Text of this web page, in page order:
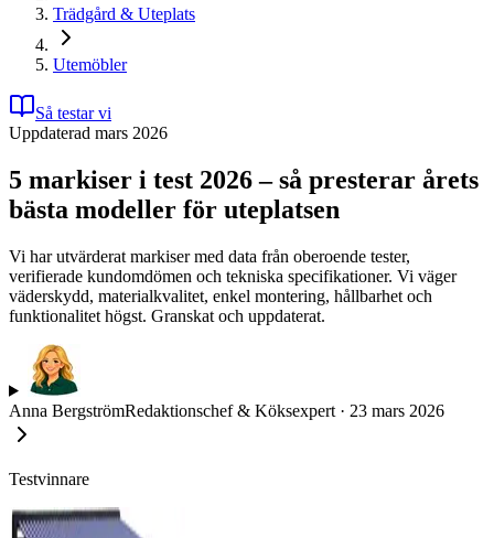
Trädgård & Uteplats
Utemöbler
Så testar vi
Uppdaterad mars 2026
5 markiser i test 2026 – så presterar årets
bästa modeller för uteplatsen
Vi har utvärderat markiser med data från oberoende tester,
verifierade kundomdömen och tekniska specifikationer. Vi väger
väderskydd, materialkvalitet, enkel montering, hållbarhet och
funktionalitet högst. Granskat och uppdaterat.
Anna BergströmRedaktionschef & Köksexpert · 23 mars 2026
Testvinnare